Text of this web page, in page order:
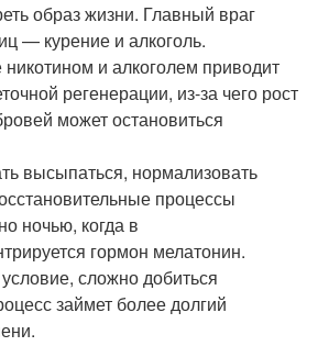
образ жизни. Главный враг
— курение и алкоголь.
и алкоголем приводит
регенерации, из-за чего рост
может остановиться
высыпаться, нормализовать
процессы
ночью, когда в
гормон мелатонин.
сложно добиться
займет более долгий